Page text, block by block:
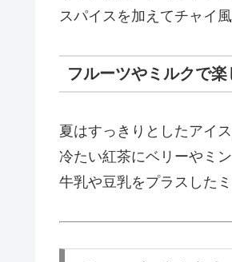
スパイスを加えてチャイ
フルーツやミルクで
夏はすっきりとしたアイ
冷たい紅茶にベリーやミ
牛乳や豆乳をプラスした